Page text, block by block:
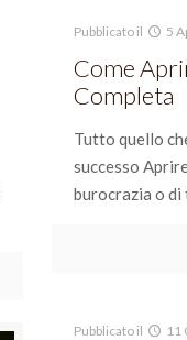
Pubblicato il 5
Come
Completa
Tutto quello
successo
burocrazia o
Pubblicato il 11